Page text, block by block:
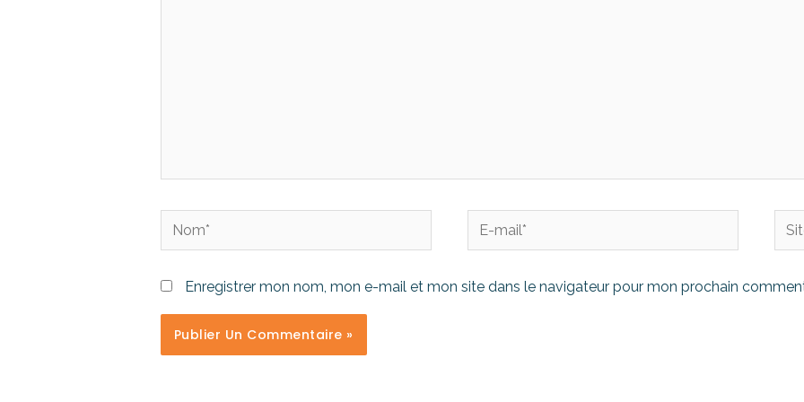
Enregistrer mon nom, mon e-mail et mon site dans le navigateur pour mon prochain